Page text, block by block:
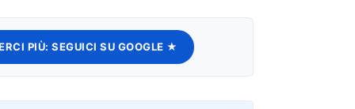
PIÙ: SEGUICI SU GOOGLE ★